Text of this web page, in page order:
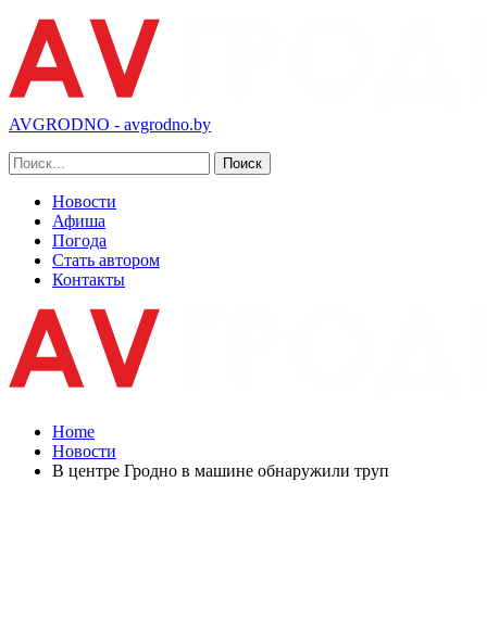
AVGRODNO - avgrodno.by
Новости
Афиша
Погода
Стать автором
Контакты
Home
Новости
В центре Гродно в машине обнаружили труп